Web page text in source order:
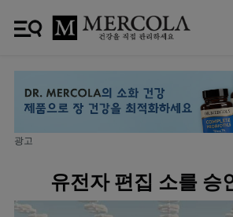
광고
유전자 편집 소를 승